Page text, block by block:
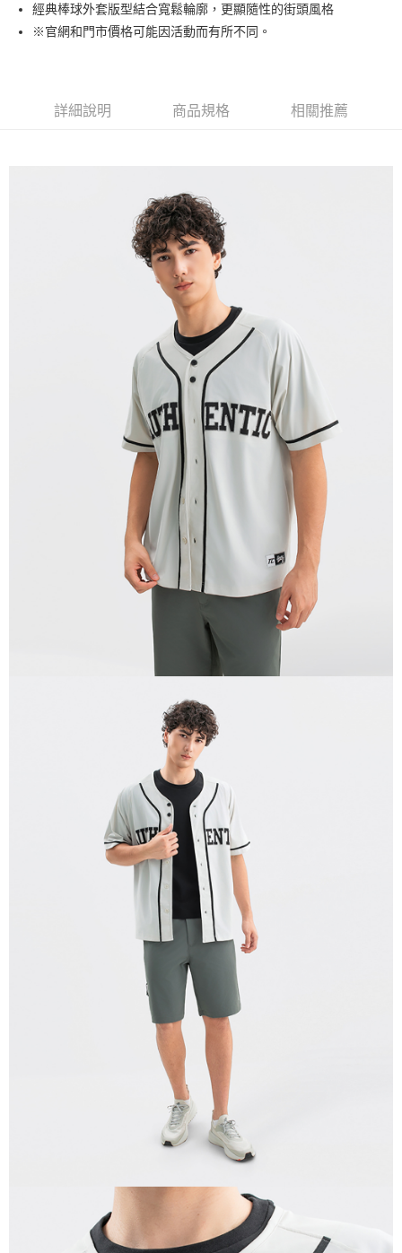
運送方式
每筆NT$130，滿NT$1,000(含以上)免運費
經典棒球外套版型結合寬鬆輪廓，更顯隨性的街頭風格
※官網和門市價格可能因活動而有所不同。
詳細說明 商品規格 相關推薦